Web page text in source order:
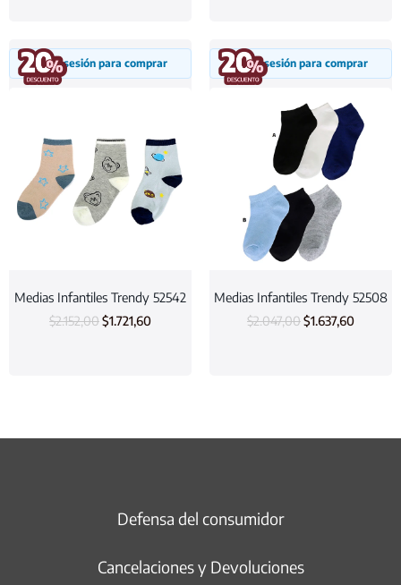
Inicia sesión para comprar
Medias Infantiles Trendy 52542
$2.152,00$1.721,60
Inicia sesión para comprar
Medias Infantiles Trendy 52508
$2.047,00$1.637,60
Defensa del consumidor
Cancelaciones y Devoluciones